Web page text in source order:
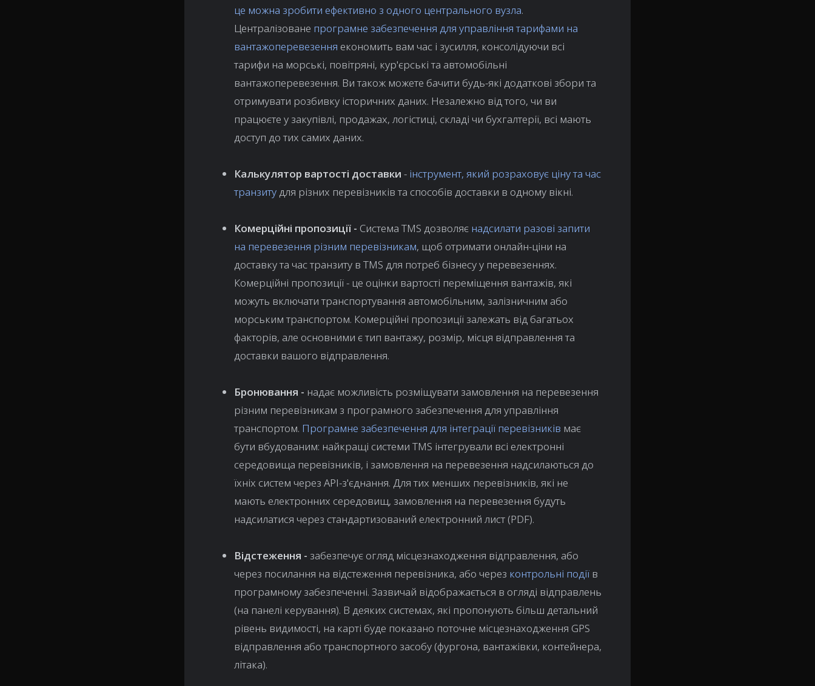
це можна зробити ефективно з одного центрального вузла.
Централізоване програмне забезпечення для управління тарифами на
вантажоперевезення економить вам час і зусилля, консолідуючи всі
тарифи на морські, повітряні, кур'єрські та автомобільні
вантажоперевезення. Ви також можете бачити будь-які додаткові збори та
отримувати розбивку історичних даних. Незалежно від того, чи ви
працюєте у закупівлі, продажах, логістиці, складі чи бухгалтерії, всі мають
доступ до тих самих даних.
Калькулятор вартості доставки - інструмент, який розраховує ціну та час
транзиту для різних перевізників та способів доставки в одному вікні.
Комерційні пропозиції - Система TMS дозволяє надсилати разові запити
на перевезення різним перевізникам, щоб отримати онлайн-ціни на
доставку та час транзиту в TMS для потреб бізнесу у перевезеннях.
Комерційні пропозиції - це оцінки вартості переміщення вантажів, які
можуть включати транспортування автомобільним, залізничним або
морським транспортом. Комерційні пропозиції залежать від багатьох
факторів, але основними є тип вантажу, розмір, місця відправлення та
доставки вашого відправлення.
Бронювання - надає можливість розміщувати замовлення на перевезення
різним перевізникам з програмного забезпечення для управління
транспортом. Програмне забезпечення для інтеграції перевізників має
бути вбудованим: найкращі системи TMS інтегрували всі електронні
середовища перевізників, і замовлення на перевезення надсилаються до
їхніх систем через API-з'єднання. Для тих менших перевізників, які не
мають електронних середовищ, замовлення на перевезення будуть
надсилатися через стандартизований електронний лист (PDF).
Відстеження - забезпечує огляд місцезнаходження відправлення, або
через посилання на відстеження перевізника, або через контрольні події в
програмному забезпеченні. Зазвичай відображається в огляді відправлень
(на панелі керування). В деяких системах, які пропонують більш детальний
рівень видимості, на карті буде показано поточне місцезнаходження GPS
відправлення або транспортного засобу (фургона, вантажівки, контейнера,
літака).